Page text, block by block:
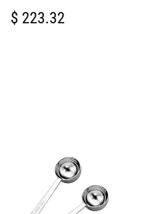
PRECIO
HABITUAL
$ 223.32